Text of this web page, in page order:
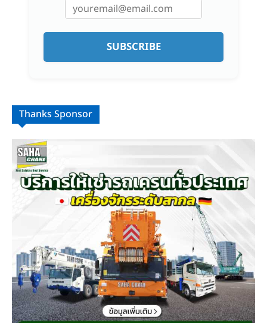
SUBSCRIBE
Thanks Sponsor